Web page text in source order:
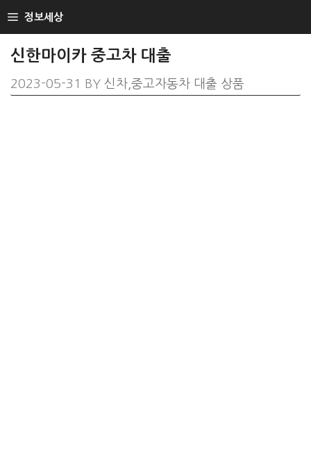
TO
정보세상
신한마이카 중고차 대출
2023-05-31 BY 신차,중고자동차 대출 상품